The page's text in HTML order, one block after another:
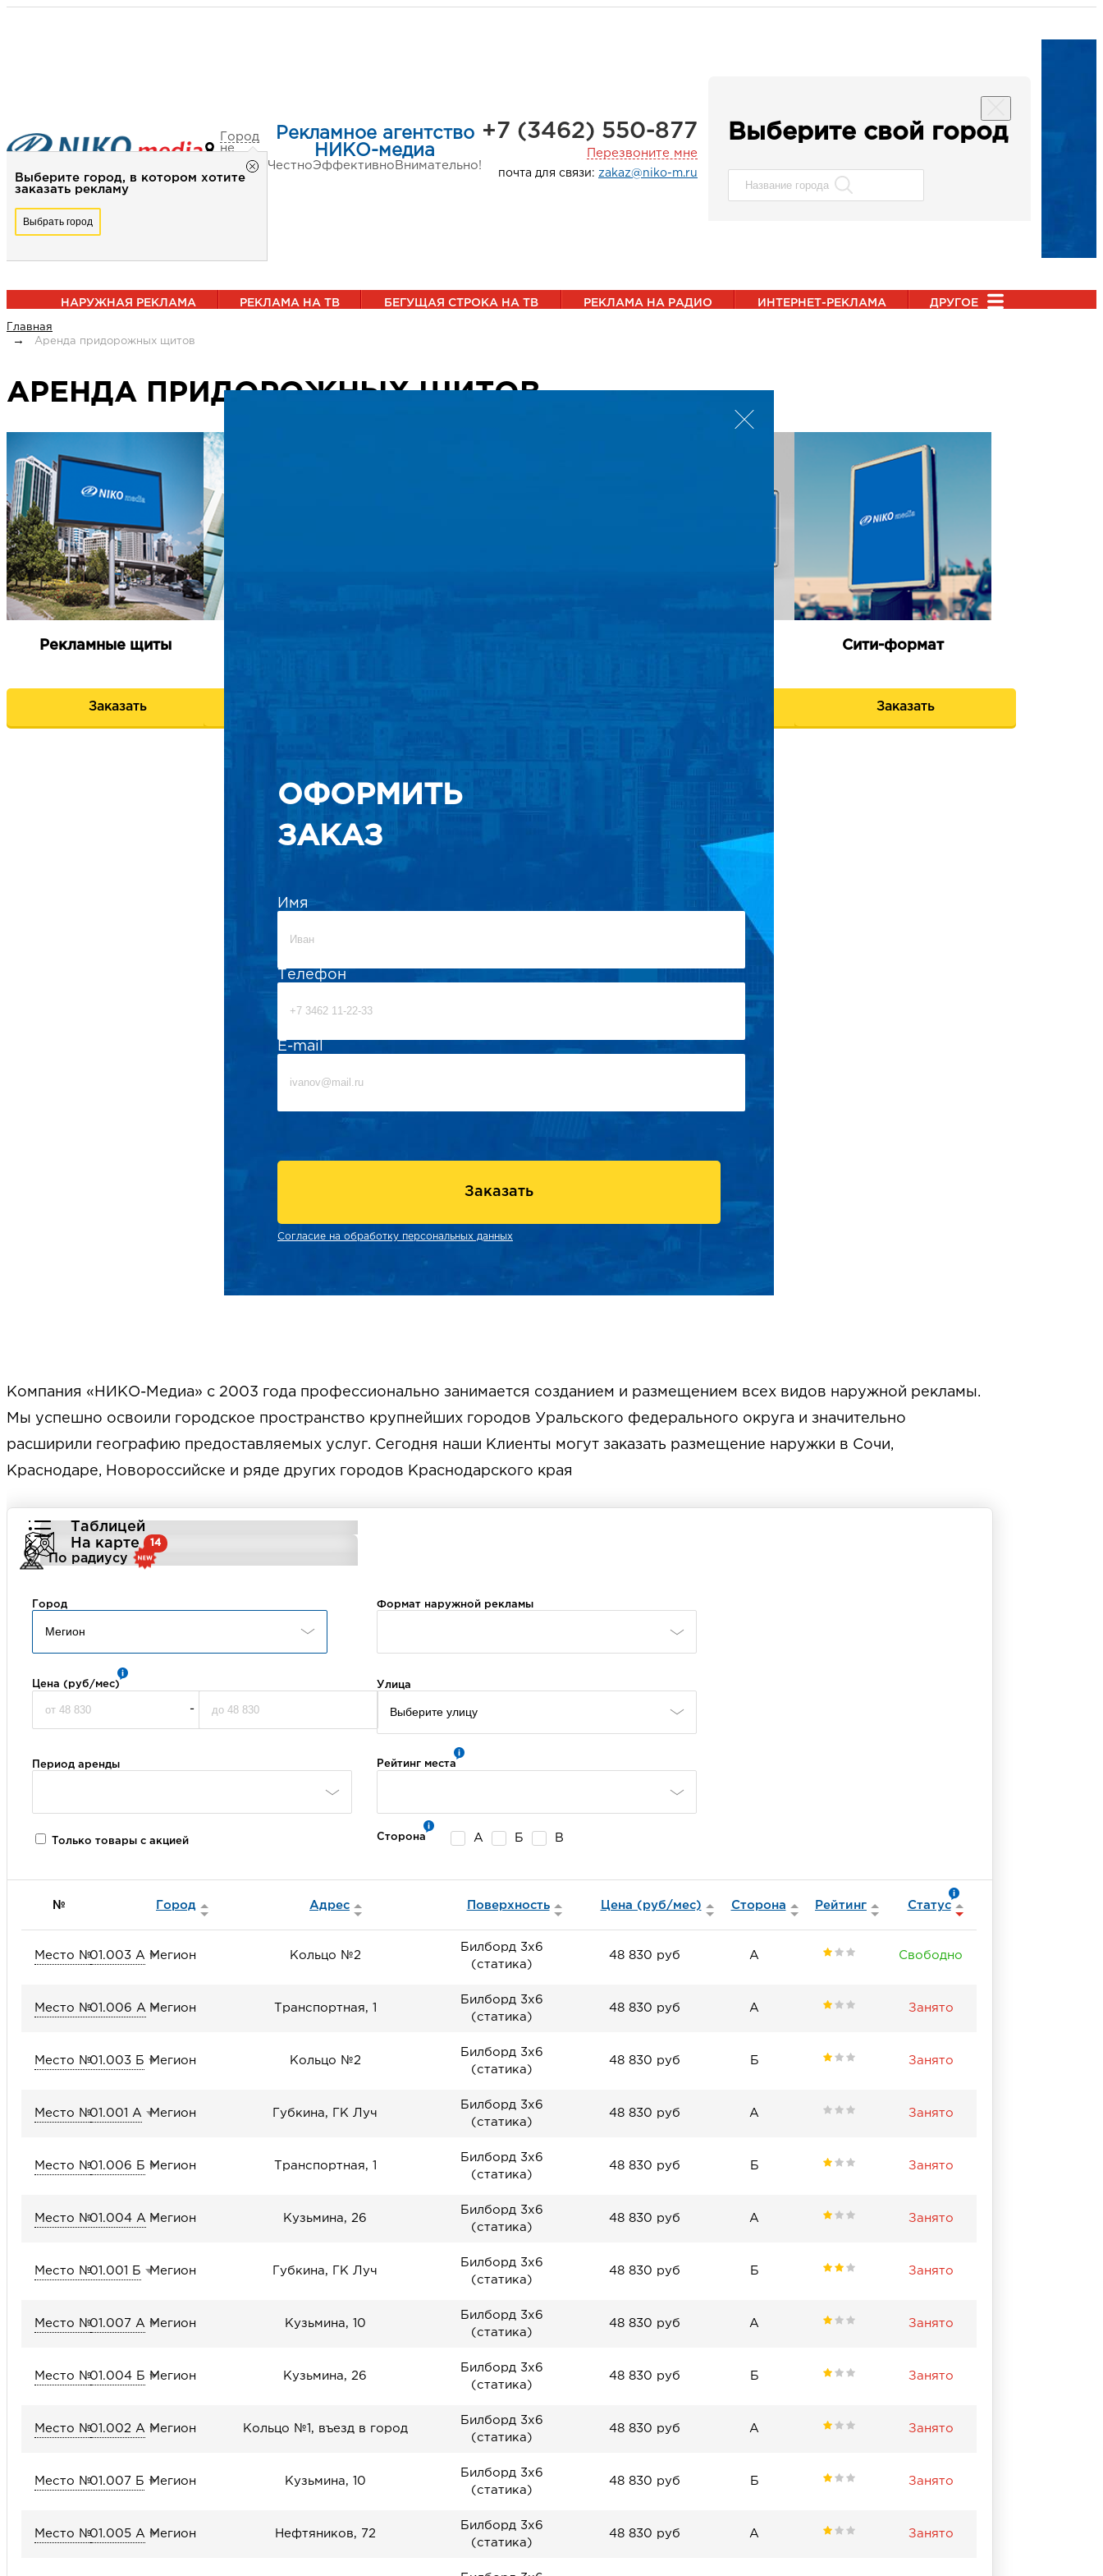
Город
не
выбран
Выберите город, в котором хотите
заказать рекламу
Выбрать город
Рекламное агентство
НИКО-медиа
ЧестноЭффективно Внимательно!
+7 (3462) 550-877
Перезвоните мне
почта для связи: zakaz@niko-m.ru
Выберите свой город
НАРУЖНАЯ РЕКЛАМА РЕКЛАМА НА ТВ БЕГУЩАЯ СТРОКА НА ТВ РЕКЛАМА НА РАДИО ИНТЕРНЕТ-РЕКЛАМА ДРУГОЕ
Главная
Аренда придорожных щитов
АРЕНДА ПРИДОРОЖНЫХ ЩИТОВ
Рекламные щиты
Заказать
Сити-формат
Заказать
ОФОРМИТЬ
ЗАКАЗ
Имя
Телефон
E-mail
Заказать
Согласие на обработку персональных данных
Компания «НИКО-Медиа» с 2003 года профессионально занимается созданием и размещением всех видов наружной рекламы.
Мы успешно освоили городское пространство крупнейших городов Уральского федерального округа и значительно
расширили географию предоставляемых услуг. Сегодня наши Клиенты могут заказать размещение наружки в Сочи,
Краснодаре, Новороссийске и ряде других городов Краснодарского края
Таблицей
На карте
14
По радиусу
Город
Улица
Цена (руб/мес)
-
Формат наружной рекламы
Период аренды
Только товары с акцией
Рейтинг места
Сторона А Б В
№ Город Адрес Поверхность Цена (руб/мес) Сторона Рейтинг Статус
Место №01.003 А Мегион Кольцо №2
Билборд 3х6
(статика)
48 830 руб А Свободно
Место №01.006 А Мегион Транспортная, 1
Билборд 3х6
(статика)
48 830 руб А Занято
Место №01.003 Б Мегион Кольцо №2
Билборд 3х6
(статика)
48 830 руб Б Занято
Место №01.001 А Мегион Губкина, ГК Луч
Билборд 3х6
(статика)
48 830 руб А Занято
Место №01.006 Б Мегион Транспортная, 1
Билборд 3х6
(статика)
48 830 руб Б Занято
Место №01.004 А Мегион Кузьмина, 26
Билборд 3х6
(статика)
48 830 руб А Занято
Место №01.001 Б Мегион Губкина, ГК Луч
Билборд 3х6
(статика)
48 830 руб Б Занято
Место №01.007 А Мегион Кузьмина, 10
Билборд 3х6
(статика)
48 830 руб А Занято
Место №01.004 Б Мегион Кузьмина, 26
Билборд 3х6
(статика)
48 830 руб Б Занято
Место №01.002 А Мегион Кольцо №1, въезд в город
Билборд 3х6
(статика)
48 830 руб А Занято
Место №01.007 Б Мегион Кузьмина, 10
Билборд 3х6
(статика)
48 830 руб Б Занято
Место №01.005 А Мегион Нефтяников, 72
Билборд 3х6
(статика)
48 830 руб А Занято